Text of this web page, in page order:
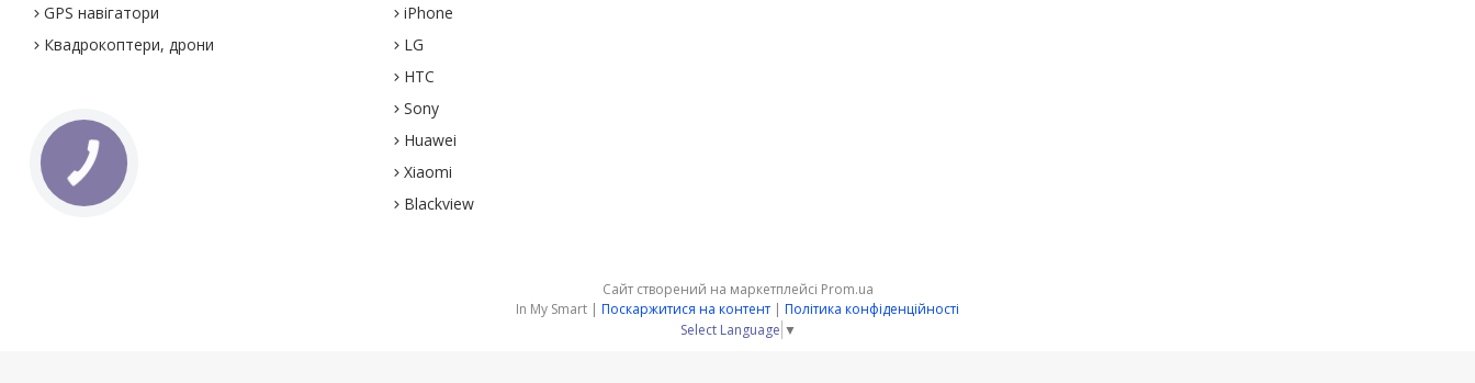
GPS навігатори
Квадрокоптери, дрони
iPhone
LG
HTC
Sony
Huawei
Xiaomi
Blackview
Сайт створений на маркетплейсі Prom.ua
In My Smart | Поскаржитися на контент | Політика конфіденційності
Select Language ▼